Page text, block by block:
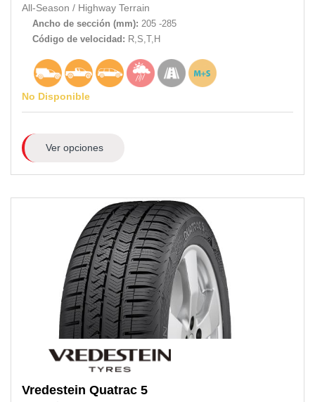
All-Season / Highway Terrain
Ancho de sección (mm): 205 -285
Código de velocidad: R,S,T,H
No Disponible
Ver opciones
Vredestein Quatrac 5